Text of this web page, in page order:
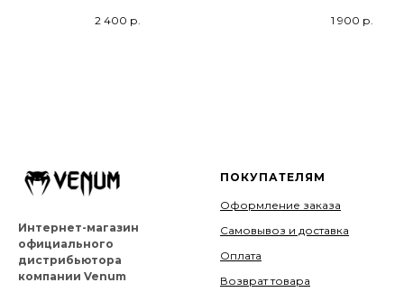
2 400 р. 1 900 р.
Интернет-магазин
официального
дистрибьютора
компании Venum
ПОКУПАТЕЛЯМ
Оформление заказа
Самовывоз и доставка
Оплата
Возврат товара